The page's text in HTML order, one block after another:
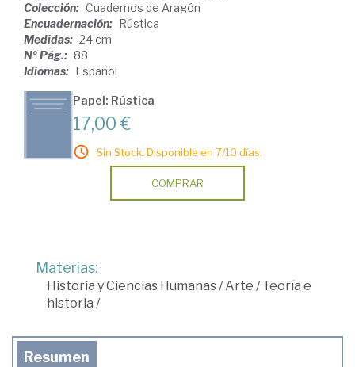
Colección: Cuadernos de Aragón
Encuadernación: Rústica
Medidas: 24 cm
Nº Pág.: 88
Idiomas: Español
Papel: Rústica
17,00 €
Sin Stock. Disponible en 7/10 días.
COMPRAR
Materias:
Historia y Ciencias Humanas/Arte /Teoría e
historia /
Resumen